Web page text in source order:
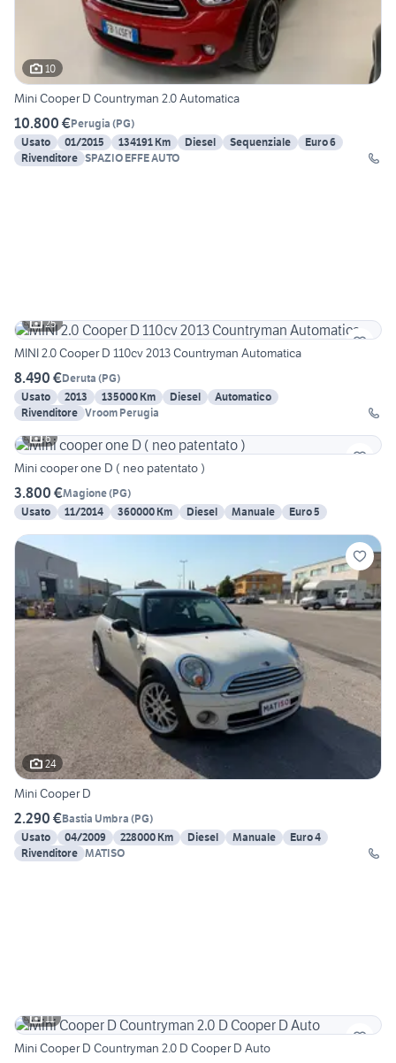
10
Mini Cooper D Countryman 2.0 Automatica
10.800 €Perugia (PG)
Usato
01/2015 134191 Km Diesel Sequenziale
Euro 6
Rivenditore SPAZIO EFFE AUTO
25
MINI 2.0 Cooper D 110cv 2013 Countryman Automatica
8.490 €Deruta (PG)
Usato
2013 135000 Km Diesel
Automatico
Rivenditore Vroom Perugia
6
Mini cooper one D ( neo patentato )
3.800 €Magione(PG)
Usato
11/2014 360000 Km Diesel Manuale Euro 5
24
Mini Cooper D
2.290 €Bastia Umbra (PG)
Usato
04/2009 228000 Km Diesel Manuale
Euro 4
Rivenditore MATISO
11
Mini Cooper D Countryman 2.0 D Cooper D Auto